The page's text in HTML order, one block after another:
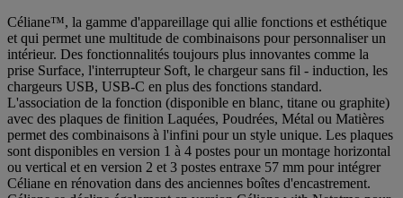
Céliane™, la gamme d'appareillage qui allie fonctions et esthétique
et qui permet une multitude de combinaisons pour personnaliser un
intérieur. Des fonctionnalités toujours plus innovantes comme la
prise Surface, l'interrupteur Soft, le chargeur sans fil - induction, les
chargeurs USB, USB-C en plus des fonctions standard.
L'association de la fonction (disponible en blanc, titane ou graphite)
avec des plaques de finition Laquées, Poudrées, Métal ou Matières
permet des combinaisons à l'infini pour un style unique. Les plaques
sont disponibles en version 1 à 4 postes pour un montage horizontal
ou vertical et en version 2 et 3 postes entraxe 57 mm pour intégrer
Céliane en rénovation dans des anciennes boîtes d'encastrement.